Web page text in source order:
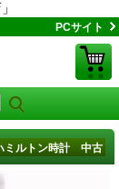
PCサイト
ミルトン時計 中古